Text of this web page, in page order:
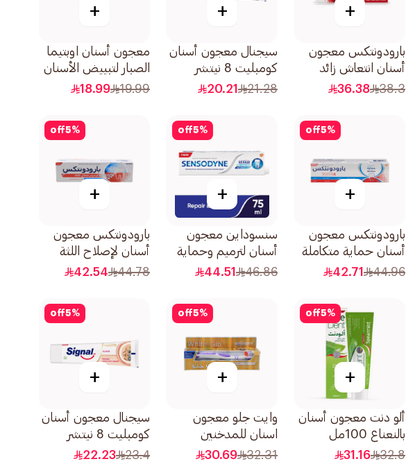
+
بارودونتكس معجون
أسنان انتعاش زائد
لنزيف اللثة 75مل
38.3
36.38
+
سيجنال معجون أسنان
كومبليت 8 نيتشر
إليمنتس بالفحم 75مل
21.28
20.21
+
معجون أسنان اوبتيما
الصبار لتبييض الأسنان
50مل
19.99
18.99
5%
off
+
بارودونتكس معجون
أسنان حماية متكاملة
إنتعاش زائد 75مل
44.96
42.71
5%
off
+
سنسوداين معجون
أسنان لترميم وحماية
75مل
46.86
44.51
5%
off
+
بارودونتكس معجون
أسنان لإصلاح اللثة
النشط بالنعناع 75مل
44.78
42.54
5%
off
+
ألو دنت معجون أسنان
بالنعناع 100مل
32.8
31.16
5%
off
+
وايت جلو معجون
اسنان للمدخنين
100مل
32.31
30.69
5%
off
+
سيجنال معجون أسنان
كومبليت 8 نيتشر
إليمنتس بالقرنفل
23.4
22.23